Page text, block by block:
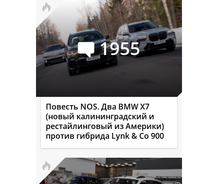
1955
Повесть NOS. Два BMW X7
(новый калининградский и
рестайлинговый из Америки)
против гибрида Lynk & Co 900